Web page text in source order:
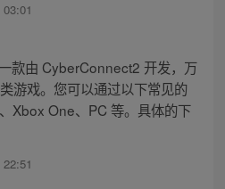
款由 CyberConnect2 开发，万
游戏。您可以通过以下常见的
Xbox One、PC 等。具体的下